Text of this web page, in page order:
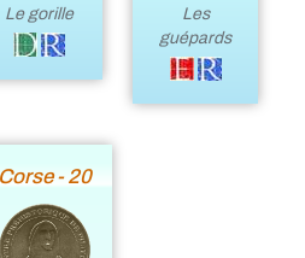
Le gorille
Les
guépards
Corse - 20